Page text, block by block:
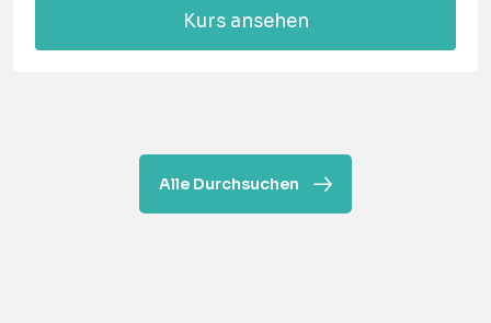
Kurs ansehen
Alle Durchsuchen